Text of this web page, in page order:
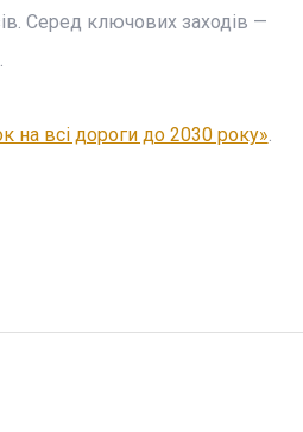
Серед ключових заходів —
на всі дороги до 2030 року».